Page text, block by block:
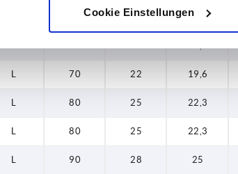
Cookie Einstellungen
28 25
L 70 22 19,6
L 80 25 22,3
L 80 25 22,3
L 90 28 25